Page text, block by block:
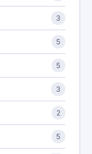
3
5
5
3
2
5